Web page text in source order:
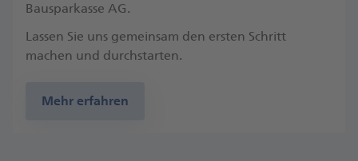
Bausparkasse AG.
Lassen Sie uns gemeinsam den ersten Schritt
machen und durchstarten.
Mehr erfahren